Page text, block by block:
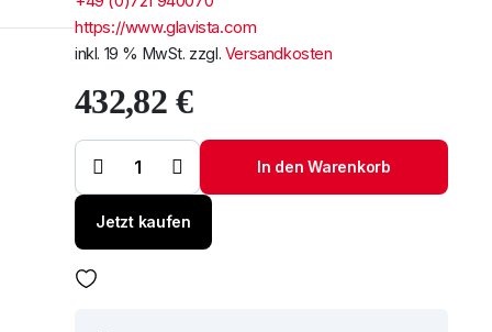
Um alle reduzierten
https://www.glavista.com
inkl. 19 % MwSt. zzgl. Versandkosten
432,82 €
/ Frontscheibe
BMW X5 13- +
HeadUp Menge
In den Warenkorb
Jetzt kaufen